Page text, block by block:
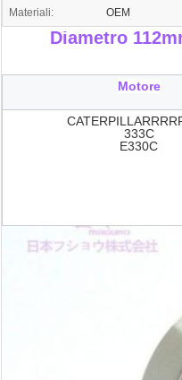
Materiali: OEM
Diametro
Motore
333C
E330C